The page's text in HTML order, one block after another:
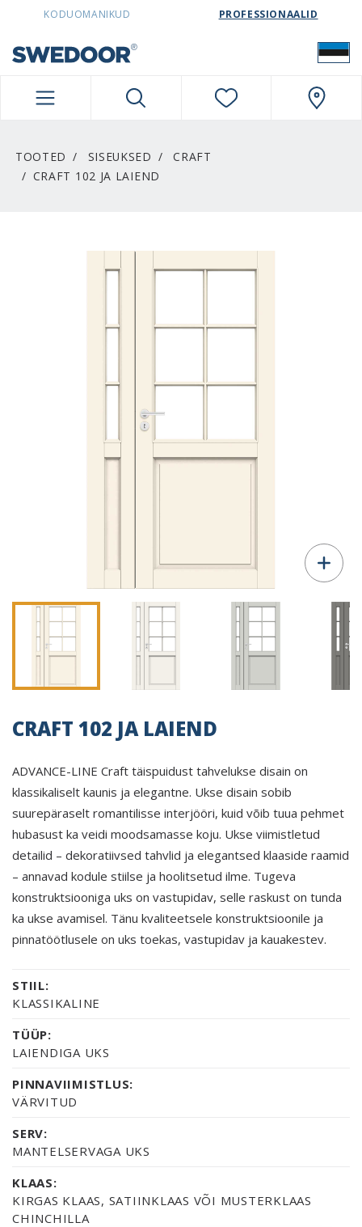
SWEDOORESTONIA NAVIGATION
KODUOMANIKUD PROFESSIONAALID
TOOTED SISEUKSED
CRAFT
CRAFT 102 JA LAIEND
CRAFT 102 JA LAIEND
ADVANCE-LINE Craft täispuidust tahvelukse disain on
klassikaliselt kaunis ja elegantne. Ukse disain sobib
suurepäraselt romantilisse interjööri, kuid võib tuua pehmet
hubasust ka veidi moodsamasse koju. Ukse viimistletud
detailid – dekoratiivsed tahvlid ja elegantsed klaaside raamid
– annavad kodule stiilse ja hoolitsetud ilme. Tugeva
konstruktsiooniga uks on vastupidav, selle raskust on tunda
ka ukse avamisel. Tänu kvaliteetsele konstruktsioonile ja
pinnatöötlusele on uks toekas, vastupidav ja kauakestev.
STIIL:
KLASSIKALINE
TÜÜP:
LAIENDIGA UKS
PINNAVIIMISTLUS:
VÄRVITUD
SERV:
MANTELSERVAGA UKS
KLAAS:
KIRGAS KLAAS, SATIINKLAAS VÕI MUSTERKLAAS
CHINCHILLA